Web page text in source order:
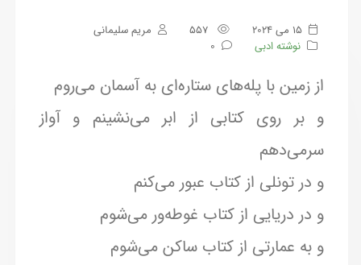
15 می 2024
مریم سلیمانی
نوشته ادبی
0
از زمین با پله‌های ستاره‌ای به آسمان می‌روم
و بر روی کتابی از ابر می‌نشینم و آواز
سرمی‌دهم
و در تونلی از کتاب عبور می‌کنم
و در دریایی از کتاب غوطه‌ور می‌شوم
و به عمارتی از کتاب ساکن می‌شوم